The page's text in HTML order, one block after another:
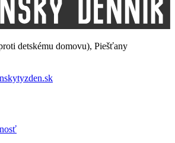
detskému domovu), Piešťany